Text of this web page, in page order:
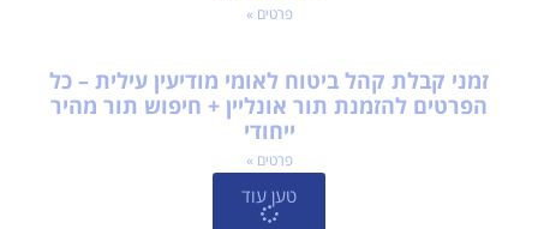
פרטים »
זמני קבלת קהל ביטוח לאומי מודיעין עילית – כל
הפרטים להזמנת תור אונליין + חיפוש תור מהיר
ייחודי
פרטים »
טען עוד